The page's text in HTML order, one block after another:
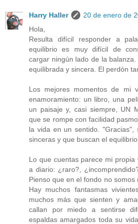
Harry Haller
20 de enero de
Hola,
Resulta difícil responder a
equilibrio es muy difícil de
cargar ningún lado de la balanza.
equilibrada y sincera. El perdón
Los mejores momentos de mi
enamoramiento: un libro, una
un paisaje y, casi siempre, UN
que se rompe con facilidad
la vida en un sentido. "Gracias",
sinceras y que buscan el equilibrio.
Lo que cuentas parece mi
a diario: ¿raro?,
Pienso que en el fondo no somos
Hay muchos fantasmas
muchos más que sienten y
callan por miedo a sentirse
espaldas amargados toda su